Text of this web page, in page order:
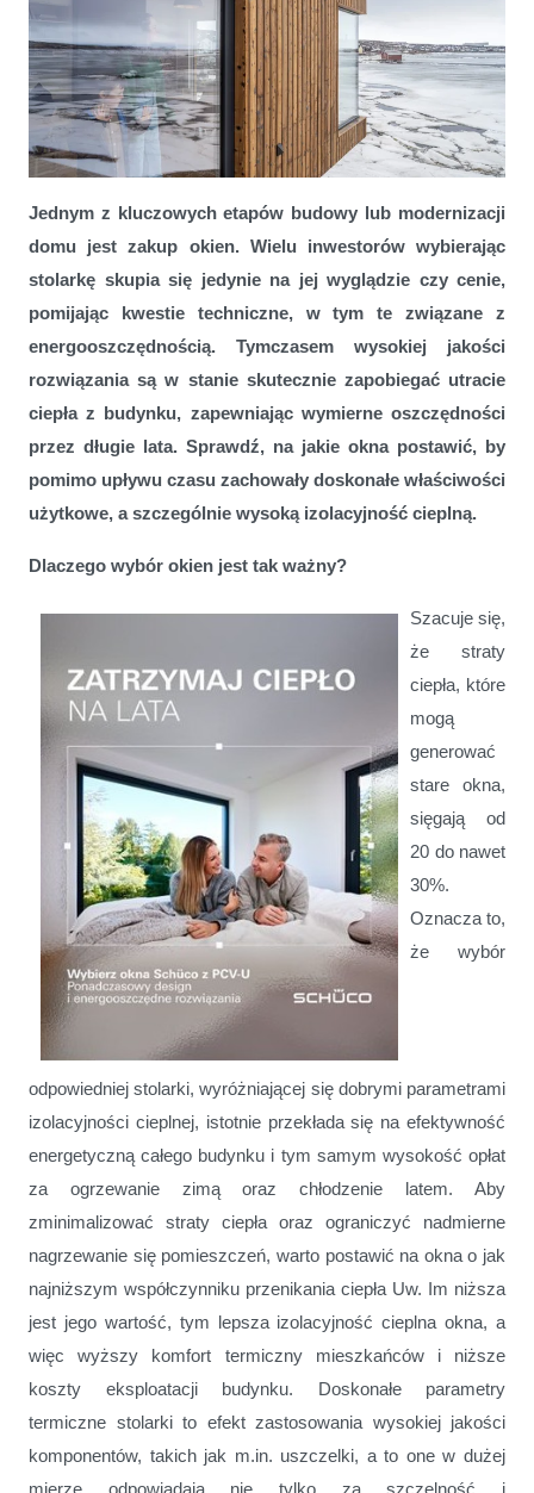
niższe rachunki i poprawę komfortu termicznego w budynkach
Jednym z kluczowych etapów budowy lub modernizacji
domu jest zakup okien. Wielu inwestorów wybierając
stolarkę skupia się jedynie na jej wyglądzie czy cenie,
pomijając kwestie techniczne, w tym te związane z
energooszczędnością. Tymczasem wysokiej jakości
rozwiązania są w stanie skutecznie zapobiegać utracie
ciepła z budynku, zapewniając wymierne oszczędności
przez długie lata. Sprawdź, na jakie okna postawić, by
pomimo upływu czasu zachowały doskonałe właściwości
użytkowe, a szczególnie wysoką izolacyjność cieplną.
Dlaczego wybór okien jest tak ważny?
Szacuje się,
że straty
ciepła, które
mogą
generować
stare okna,
sięgają od
20 do nawet
30%.
Oznacza to,
że wybór
odpowiedniej stolarki, wyróżniającej się dobrymi parametrami
izolacyjności cieplnej, istotnie przekłada się na efektywność
energetyczną całego budynku i tym samym wysokość opłat
za ogrzewanie zimą oraz chłodzenie latem. Aby
zminimalizować straty ciepła oraz ograniczyć nadmierne
nagrzewanie się pomieszczeń, warto postawić na okna o jak
najniższym współczynniku przenikania ciepła Uw. Im niższa
jest jego wartość, tym lepsza izolacyjność cieplna okna, a
więc wyższy komfort termiczny mieszkańców i niższe
koszty eksploatacji budynku. Doskonałe parametry
termiczne stolarki to efekt zastosowania wysokiej jakości
komponentów, takich jak m.in. uszczelki, a to one w dużej
mierze odpowiadają nie tylko za szczelność i